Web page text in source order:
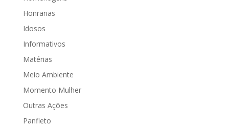
Honrarias
Idosos
Informativos
Matérias
Meio Ambiente
Momento Mulher
Outras Ações
Panfleto